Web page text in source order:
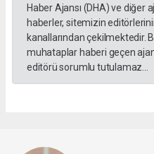
Haber Ajansı (DHA) ve diğer
haberler, sitemizin
kanallarından çekilmektedir.
muhataplar haberi geçen
editörü sorumlu tutulamaz...